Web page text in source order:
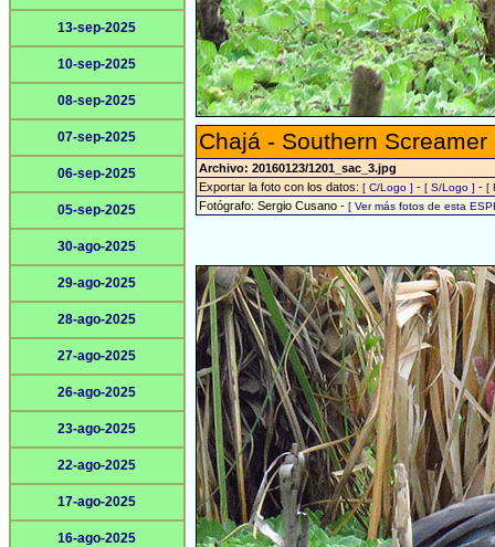
13-sep-2025
10-sep-2025
08-sep-2025
07-sep-2025
06-sep-2025
05-sep-2025
30-ago-2025
29-ago-2025
28-ago-2025
27-ago-2025
26-ago-2025
23-ago-2025
22-ago-2025
17-ago-2025
16-ago-2025
Chajá - Southern
Archivo: 20160123/1201_sac_3.jpg
Exportar la foto con los datos: [ C/Logo ] - [ S/Logo ] - [
Fotógrafo: Sergio Cusano - [ Ver más fotos de esta